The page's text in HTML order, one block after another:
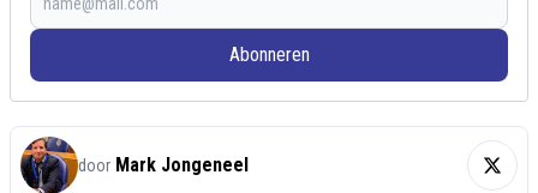
Abonneren
door Mark Jongeneel